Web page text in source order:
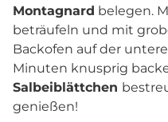
Montagnard belegen.
beträufeln und mit
Backofen auf der
Minuten knusprig
Salbeiblättchen
genießen!